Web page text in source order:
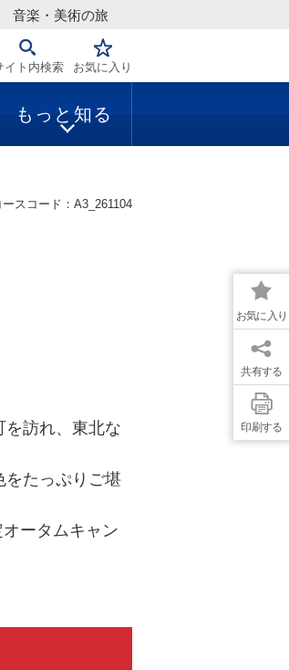
音楽・美術の旅
お気に入り
イト内検索
もっと知る
お気に入り
共有する
印刷する
ースコード：A3_261104
を訪れ、東北な
をたっぷりご堪
ータムキャン